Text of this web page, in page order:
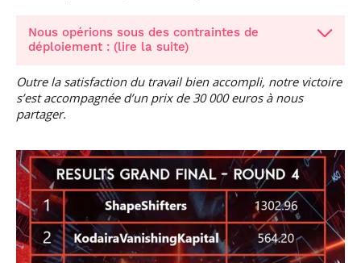
Nous opérions sous des contraintes de
déploiement : (lire la suite)
Outre la satisfaction du travail bien accompli, notre victoire
s’est accompagnée d’un prix de 30 000 euros à nous
partager.